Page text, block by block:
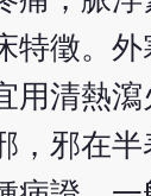
特徵。
用清熱
，邪在